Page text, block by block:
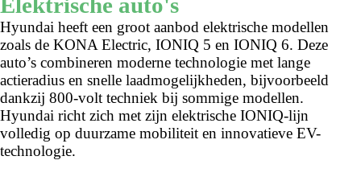
Hyundai heeft een groot aanbod elektrische modellen
zoals de KONA Electric, IONIQ 5 en IONIQ 6. Deze
auto’s combineren moderne technologie met lange
actieradius en snelle laadmogelijkheden, bijvoorbeeld
dankzij 800-volt techniek bij sommige modellen.
Hyundai richt zich met zijn elektrische IONIQ-lijn
volledig op duurzame mobiliteit en innovatieve EV-
technologie.